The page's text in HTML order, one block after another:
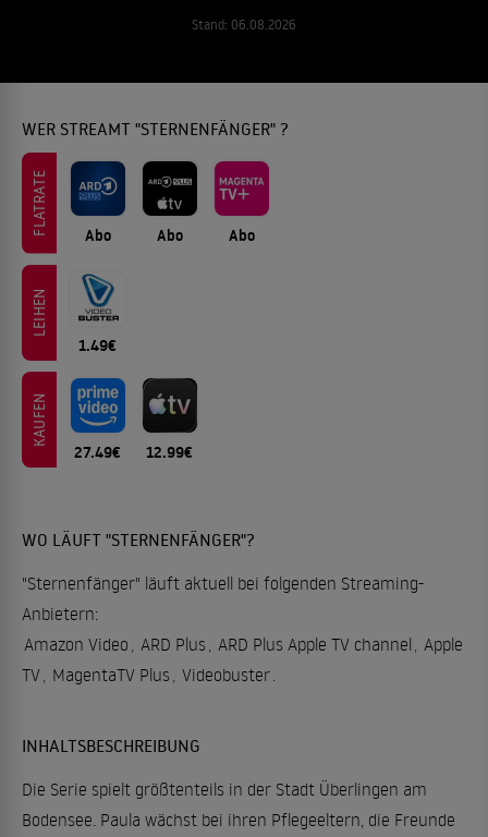
Stand: 06.08.2026
WER STREAMT "STERNENFÄNGER" ?
FLATRATE Abo Abo Abo
LEIHEN
1.49€
KAUFEN
27.49€ 12.99€
WO LÄUFT "STERNENFÄNGER"?
"Sternenfänger" läuft aktuell bei folgenden Streaming-
Anbietern:
Amazon Video
ARD Plus ARD Plus Apple TV channel
Apple
TV MagentaTV Plus Videobuster
INHALTSBESCHREIBUNG
Die Serie spielt größtenteils in der Stadt Überlingen am
Bodensee. Paula wächst bei ihren Pflegeeltern, die Freunde